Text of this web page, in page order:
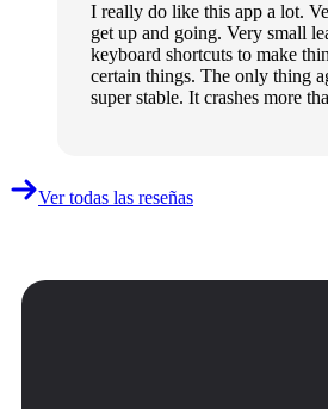
I really do like this app a lot.
get up and going. Very small
keyboard shortcuts to make
certain things. The only thing
super stable. It crashes more
Ver todas las reseñas